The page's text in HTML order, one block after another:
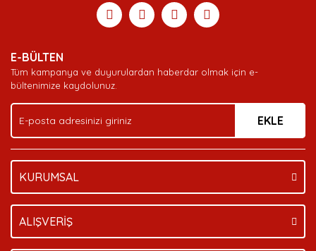
E-BÜLTEN
Tüm kampanya ve duyurulardan haberdar olmak için e-
bültenimize kaydolunuz.
EKLE
KURUMSAL
ALIŞVERİŞ